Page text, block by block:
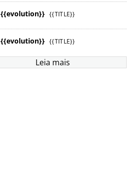
{{evolution}} {{TITLE}}
{{evolution}} {{TITLE}}
Leia mais